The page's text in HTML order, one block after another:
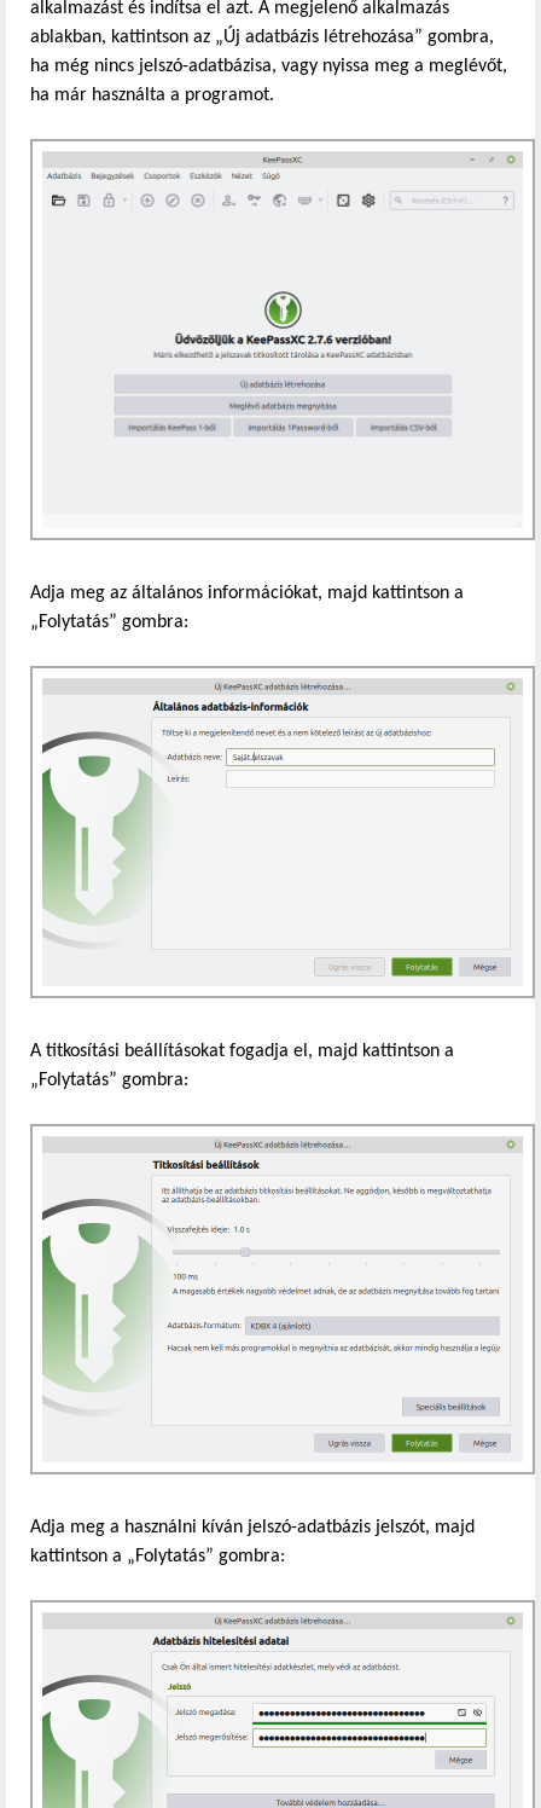
alkalmazást és indítsa el azt. A megjelenő alkalmazás
ablakban, kattintson az „Új adatbázis létrehozása” gombra,
ha még nincs jelszó-adatbázisa, vagy nyissa meg a meglévőt,
ha már használta a programot.
Adja meg az általános információkat, majd kattintson a
„Folytatás” gombra:
A titkosítási beállításokat fogadja el, majd kattintson a
„Folytatás” gombra:
Adja meg a használni kíván jelszó-adatbázis jelszót, majd
kattintson a „Folytatás” gombra: